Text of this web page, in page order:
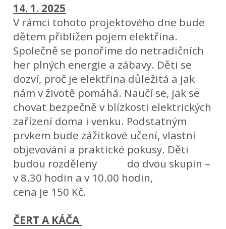
14. 1. 2025
V rámci tohoto projektového dne bude
dětem přiblížen pojem elektřina.
Společně se ponoříme do netradičních
her plných energie a zábavy. Děti se
dozví, proč je elektřina důležitá a jak
nám v životě pomáhá. Naučí se, jak se
chovat bezpečně v blízkosti elektrických
zařízení doma i venku. Podstatným
prvkem bude zážitkové učení, vlastní
objevování a praktické pokusy. Děti
budou rozděleny do dvou skupin –
v 8.30 hodin a v 10.00 hodin,
cena je 150 Kč.
ČERT A KÁČA